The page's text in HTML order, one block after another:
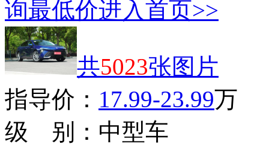
询最低价进入首页>>
共5023张图片
指导价： 17.99-23.99万
级 别： 中型车